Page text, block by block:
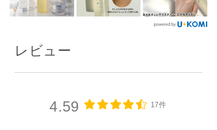
レビュー
4.59 17件